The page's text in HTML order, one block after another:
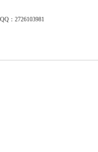
QQ：2726103981